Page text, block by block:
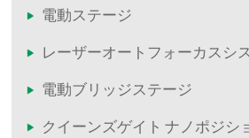
電動ステージ
レーザーオートフォーカスシ
電動ブリッジステージ
クイーンズゲイト ナノポジシ